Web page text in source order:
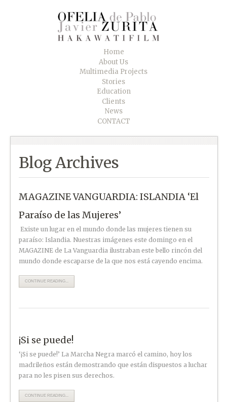
Home
About Us
Multimedia Projects
Stories
Education
Clients
News
CONTACT
Blog Archives
MAGAZINE VANGUARDIA: ISLANDIA ‘El
Paraíso de las Mujeres’
Existe un lugar en el mundo donde las mujeres tienen su
paraíso: Islandia. Nuestras imágenes este domingo en el
MAGAZINE de La Vanguardia ilustraban este bello rincón del
mundo donde escaparse de la que nos está cayendo encima.
CONTINUE READING...
¡Si se puede!
‘¡Si se puede!’ La Marcha Negra marcó el camino, hoy los
madrileños están demostrando que están dispuestos a luchar
para no les pisen sus derechos.
CONTINUE READING...